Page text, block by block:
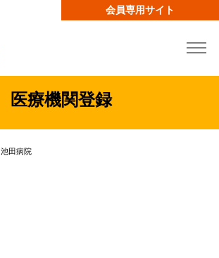
会員専用サイト
医療機関登録
池田病院